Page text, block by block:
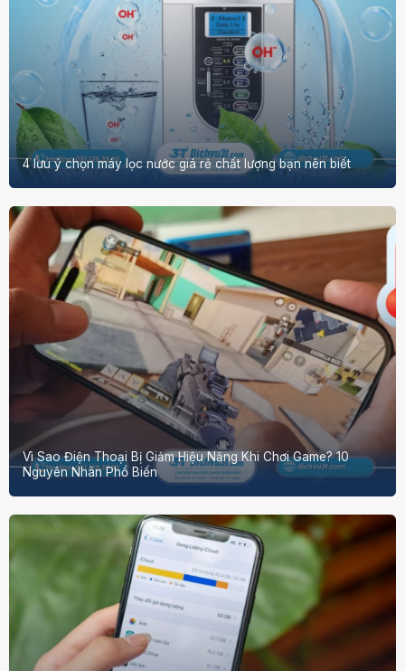
4 lưu ý chọn máy lọc nước giá rẻ chất lượng bạn nên biết
Vì Sao Điện Thoại Bị Giảm Hiệu Năng Khi Chơi Game? 10
Nguyên Nhân Phổ Biến